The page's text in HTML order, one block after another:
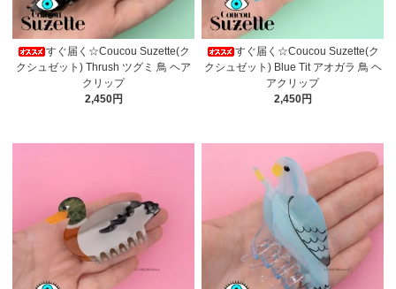
すぐ届く☆Coucou Suzette(ク
クシュゼット) Thrush ツグミ 鳥 ヘア
クリップ
2,450円
すぐ届く☆Coucou Suzette(ク
クシュゼット) Blue Tit アオガラ 鳥 ヘ
アクリップ
2,450円